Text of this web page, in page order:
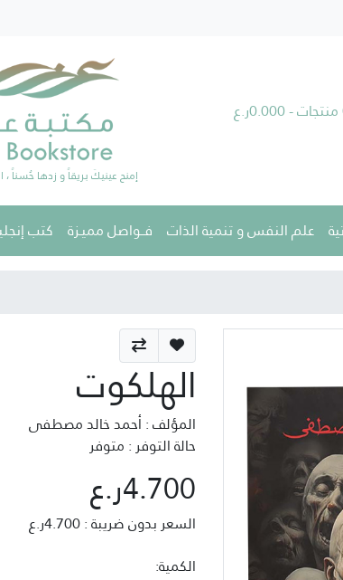
إمنح عينيكَ بريقاً و زدها حُسناً ،
علم النفس و تنمية الذات فــواصل مميـزة كتب
الهلكوت
المؤلف : أحمد خالد مصطفى
حالة التوفر : متوفر
4.700ر.ع
السعر بدون ضريبة : 4.700ر.ع
الكمية: